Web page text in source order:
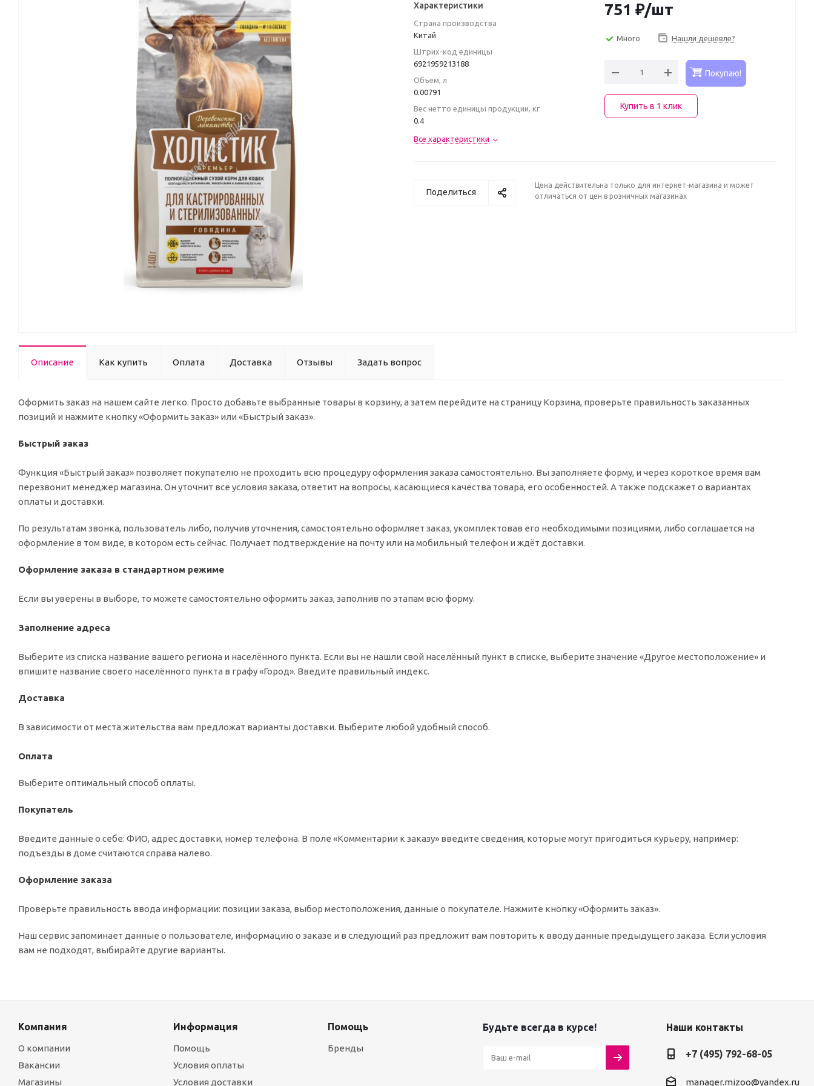
Характеристики
Страна производства
Китай
Штрих-код единицы
6921959213188
Объем, л
0.00791
Вес нетто единицы продукции, кг
0.4
Все характеристики
751 ₽/шт
Много Нашли дешевле?
Покупаю!
Купить в 1 клик
Поделиться
Цена действительна только для интернет-магазина и может
отличаться от цен в розничных магазинах
Описание Как купить Оплата Доставка Отзывы Задать вопрос
Оформить заказ на нашем сайте легко. Просто добавьте выбранные товары в корзину, а затем перейдите на страницу Корзина, проверьте правильность заказанных
позиций и нажмите кнопку «Оформить заказ» или «Быстрый заказ».
Быстрый заказ
Функция «Быстрый заказ» позволяет покупателю не проходить всю процедуру оформления заказа самостоятельно. Вы заполняете форму, и через короткое время вам
перезвонит менеджер магазина. Он уточнит все условия заказа, ответит на вопросы, касающиеся качества товара, его особенностей. А также подскажет о вариантах
оплаты и доставки.
По результатам звонка, пользователь либо, получив уточнения, самостоятельно оформляет заказ, укомплектовав его необходимыми позициями, либо соглашается на
оформление в том виде, в котором есть сейчас. Получает подтверждение на почту или на мобильный телефон и ждёт доставки.
Оформление заказа в стандартном режиме
Если вы уверены в выборе, то можете самостоятельно оформить заказ, заполнив по этапам всю форму.
Заполнение адреса
Выберите из списка название вашего региона и населённого пункта. Если вы не нашли свой населённый пункт в списке, выберите значение «Другое местоположение» и
впишите название своего населённого пункта в графу «Город». Введите правильный индекс.
Доставка
В зависимости от места жительства вам предложат варианты доставки. Выберите любой удобный способ.
Оплата
Выберите оптимальный способ оплаты.
Покупатель
Введите данные о себе: ФИО, адрес доставки, номер телефона. В поле «Комментарии к заказу» введите сведения, которые могут пригодиться курьеру, например:
подъезды в доме считаются справа налево.
Оформление заказа
Проверьте правильность ввода информации: позиции заказа, выбор местоположения, данные о покупателе. Нажмите кнопку «Оформить заказ».
Наш сервис запоминает данные о пользователе, информацию о заказе и в следующий раз предложит вам повторить к вводу данные предыдущего заказа. Если условия
вам не подходят, выбирайте другие варианты.
Компания
О компании
Вакансии
Магазины
Информация
Помощь
Условия оплаты
Условия доставки
Помощь
Бренды
Будьте всегда в курсе! Наши контакты
+7 (495) 792-68-05
manager.mizoo@yandex.ru